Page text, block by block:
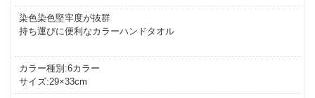
染色染色堅牢度が抜群
持ち運びに便利なカラーハンドタオル
カラー種別:6カラー
サイズ:29×33cm